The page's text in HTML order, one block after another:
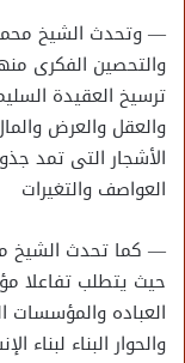
— وتحدث الشيخ
والتحصين الفكرى
ترسيخ العقيدة
والعقل والعرض
الأشجار التى تمد
العواصف والتغيرات
— كما تحدث الشيخ
حيث يتطلب تفاعلا
العباده والمؤسسات
والحوار البناء لبناء